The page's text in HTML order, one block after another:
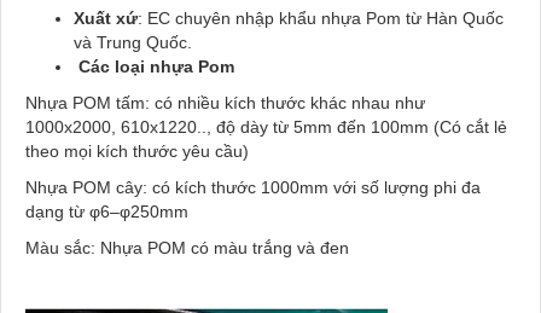
Xuất xứ: EC chuyên nhập khẩu nhựa Pom từ Hàn Quốc
và Trung Quốc.
Các loại nhựa Pom
Nhựa POM tấm: có nhiều kích thước khác nhau như
1000x2000, 610x1220.., độ dày từ 5mm đến 100mm (Có cắt lẻ
theo mọi kích thước yêu cầu)
Nhựa POM cây: có kích thước 1000mm với số lượng phi đa
dạng từ φ6–φ250mm
Màu sắc: Nhựa POM có màu trắng và đen